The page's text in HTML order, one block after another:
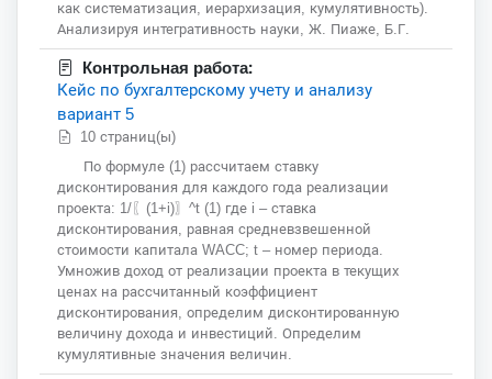
как систематизация, иерархизация, кумулятивность).
Анализируя интегративность науки, Ж. Пиаже, Б.Г.
Контрольная работа:
Кейс по бухгалтерскому учету и анализу
вариант 5
10 страниц(ы)
По формуле (1) рассчитаем ставку
дисконтирования для каждого года реализации
проекта: 1/〖(1+i)〗^t (1) где i – ставка
дисконтирования, равная средневзвешенной
стоимости капитала WACC; t – номер периода.
Умножив доход от реализации проекта в текущих
ценах на рассчитанный коэффициент
дисконтирования, определим дисконтированную
величину дохода и инвестиций. Определим
кумулятивные значения величин.